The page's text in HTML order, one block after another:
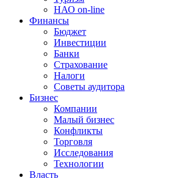
НАО on-line
Финансы
Бюджет
Инвестиции
Банки
Страхование
Налоги
Советы аудитора
Бизнес
Компании
Малый бизнес
Конфликты
Торговля
Исследования
Технологии
Власть